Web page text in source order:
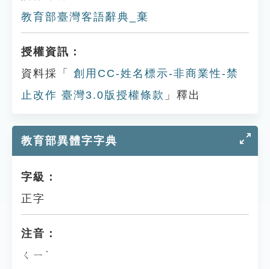
教育部臺灣客語辭典_棄
授權資訊：
資料採「
創用CC-姓名標示-非商業性-禁
止改作 臺灣3.0版授權條款 」釋出
教育部異體字字典
字級：
正字
注音：
ㄑㄧˋ